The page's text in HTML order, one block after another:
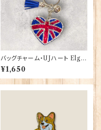
バッグチャーム・UJハート Elgat
e Products 90421
¥1,650